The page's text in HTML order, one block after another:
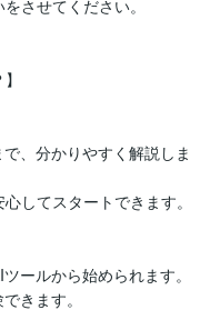
させてください。
、分かりやすく解説しま
してスタートできます。
ールから始められます。
きます。